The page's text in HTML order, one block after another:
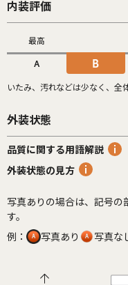
内装評価
最高
A B
いたみ、汚れなどは少なく、全
外装状態
品質に関する用語解説
外装状態の見方
写真ありの場合は、記号の
す。
例：
写真あり 写真な